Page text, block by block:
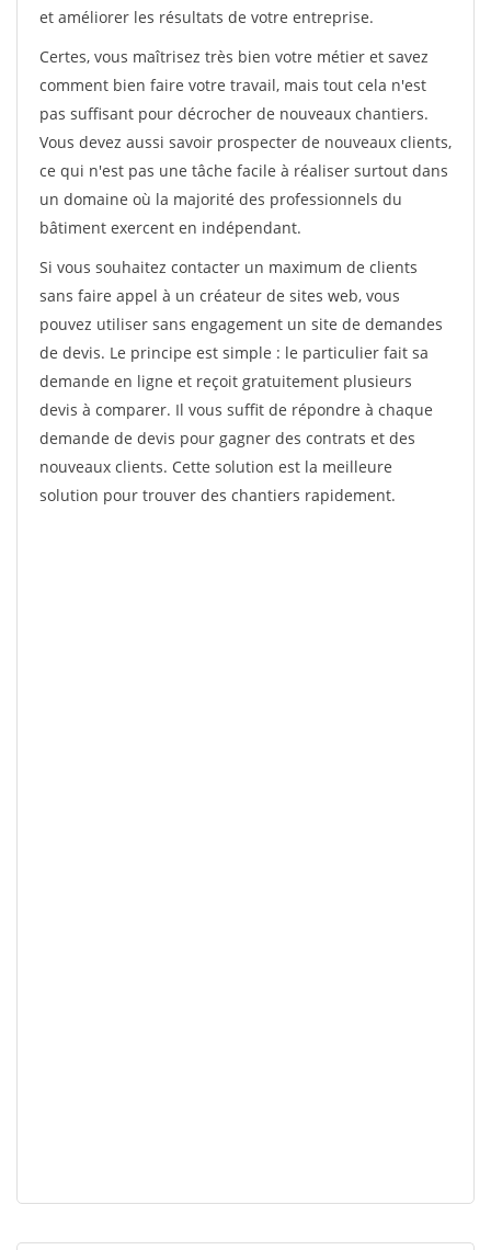
et améliorer les résultats de votre entreprise.
Certes, vous maîtrisez très bien votre métier et savez
comment bien faire votre travail, mais tout cela n'est
pas suffisant pour décrocher de nouveaux chantiers.
Vous devez aussi savoir prospecter de nouveaux clients,
ce qui n'est pas une tâche facile à réaliser surtout dans
un domaine où la majorité des professionnels du
bâtiment exercent en indépendant.
Si vous souhaitez contacter un maximum de clients
sans faire appel à un créateur de sites web, vous
pouvez utiliser sans engagement un site de demandes
de devis. Le principe est simple : le particulier fait sa
demande en ligne et reçoit gratuitement plusieurs
devis à comparer. Il vous suffit de répondre à chaque
demande de devis pour gagner des contrats et des
nouveaux clients. Cette solution est la meilleure
solution pour trouver des chantiers rapidement.